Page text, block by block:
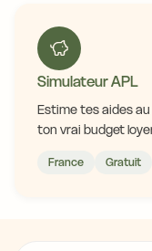
Simulateur APL
Estime tes aides
ton vrai budget
France Gratuit